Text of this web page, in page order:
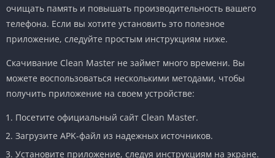
очищать память и повышать производительность вашего
телефона. Если вы хотите установить это полезное
приложение, следуйте простым инструкциям ниже.
Скачивание Clean Master не займет много времени. Вы
можете воспользоваться несколькими методами, чтобы
получить приложение на своем устройстве:
Посетите официальный сайт Clean Master.
Загрузите APK-файл из надежных источников.
Установите приложение, следуя инструкциям на экране.